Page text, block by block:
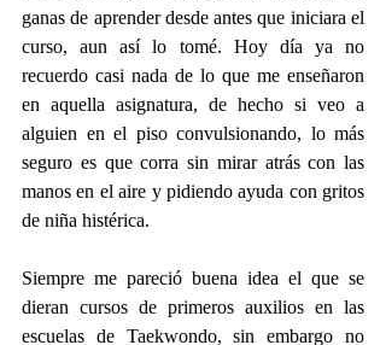
ganas de aprender desde antes que iniciara el
curso, aun así lo tomé. Hoy día ya no
recuerdo casi nada de lo que me enseñaron
en aquella asignatura, de hecho si veo a
alguien en el piso convulsionando, lo más
seguro es que corra sin mirar atrás con las
manos en el aire y pidiendo ayuda con gritos
de niña histérica.
Siempre me pareció buena idea el que se
dieran cursos de primeros auxilios en las
escuelas de Taekwondo, sin embargo no